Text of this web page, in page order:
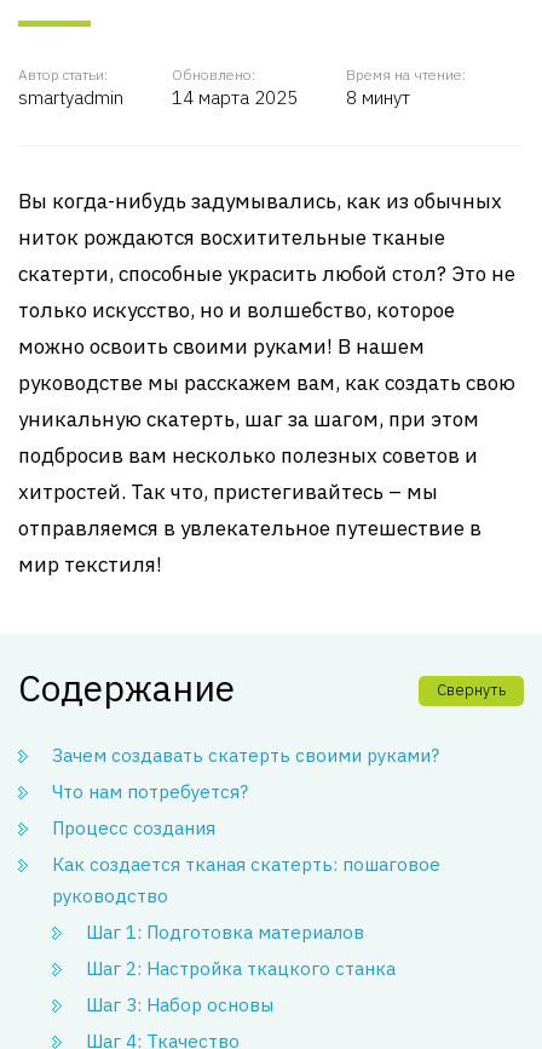
Автор статьи:
smartyadmin
Обновлено:
14 марта 2025
Время на чтение:
8 минут
Вы когда-нибудь задумывались, как из обычных
ниток рождаются восхитительные тканые
скатерти, способные украсить любой стол? Это не
только искусство, но и волшебство, которое
можно освоить своими руками! В нашем
руководстве мы расскажем вам, как создать свою
уникальную скатерть, шаг за шагом, при этом
подбросив вам несколько полезных советов и
хитростей. Так что, пристегивайтесь – мы
отправляемся в увлекательное путешествие в
мир текстиля!
Содержание Свернуть
Зачем создавать скатерть своими руками?
Что нам потребуется?
Процесс создания
Как создается тканая скатерть: пошаговое
руководство
Шаг 1: Подготовка материалов
Шаг 2: Настройка ткацкого станка
Шаг 3: Набор основы
Шаг 4: Ткачество